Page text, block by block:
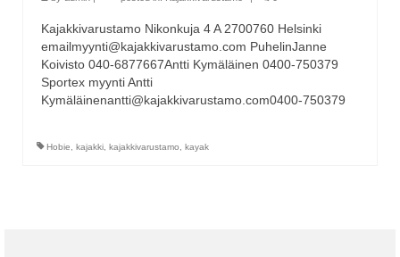
Kajakkivarustamo Nikonkuja 4 A 2700760 Helsinki
emailmyynti@kajakkivarustamo.com PuhelinJanne
Koivisto 040-6877667Antti Kymäläinen 0400-750379
Sportex myynti Antti
Kymäläinenantti@kajakkivarustamo.com0400-750379
Hobie kajakki kajakkivarustamo kayak